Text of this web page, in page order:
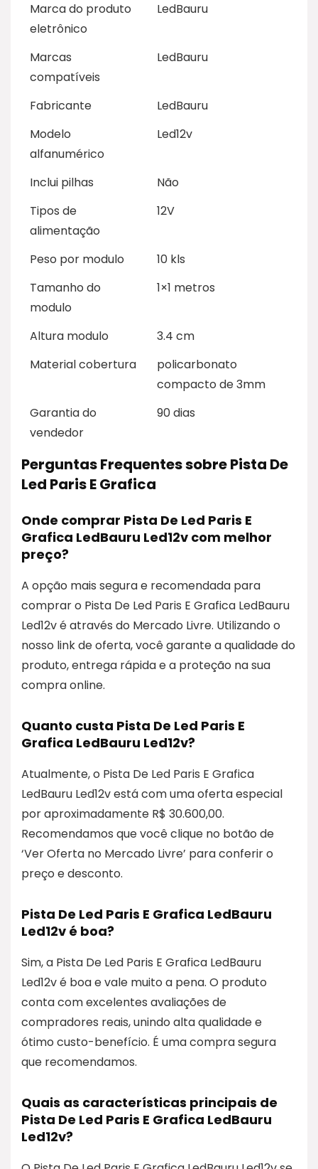
Marca do produto
eletrônico
LedBauru
Marcas
compatíveis
LedBauru
Fabricante
LedBauru
Modelo
alfanumérico
Led12v
Inclui pilhas
Não
Tipos de
alimentação
12V
Peso por modulo
10 kls
Tamanho do
modulo
1×1 metros
Altura modulo
3.4 cm
Material cobertura
policarbonato
compacto de 3mm
Garantia do
vendedor
90 dias
Perguntas Frequentes sobre Pista De
Led Paris E Grafica
Onde comprar Pista De Led Paris E
Grafica LedBauru Led12v com melhor
preço?
A opção mais segura e recomendada para
comprar o Pista De Led Paris E Grafica LedBauru
Led12v é através do Mercado Livre. Utilizando o
nosso link de oferta, você garante a qualidade do
produto, entrega rápida e a proteção na sua
compra online.
Quanto custa Pista De Led Paris E
Grafica LedBauru Led12v?
Atualmente, o Pista De Led Paris E Grafica
LedBauru Led12v está com uma oferta especial
por aproximadamente R$ 30.600,00.
Recomendamos que você clique no botão de
‘Ver Oferta no Mercado Livre’ para conferir o
preço e desconto.
Pista De Led Paris E Grafica LedBauru
Led12v é boa?
Sim, a Pista De Led Paris E Grafica LedBauru
Led12v é boa e vale muito a pena. O produto
conta com excelentes avaliações de
compradores reais, unindo alta qualidade e
ótimo custo-benefício. É uma compra segura
que recomendamos.
Quais as características principais de
Pista De Led Paris E Grafica LedBauru
Led12v?